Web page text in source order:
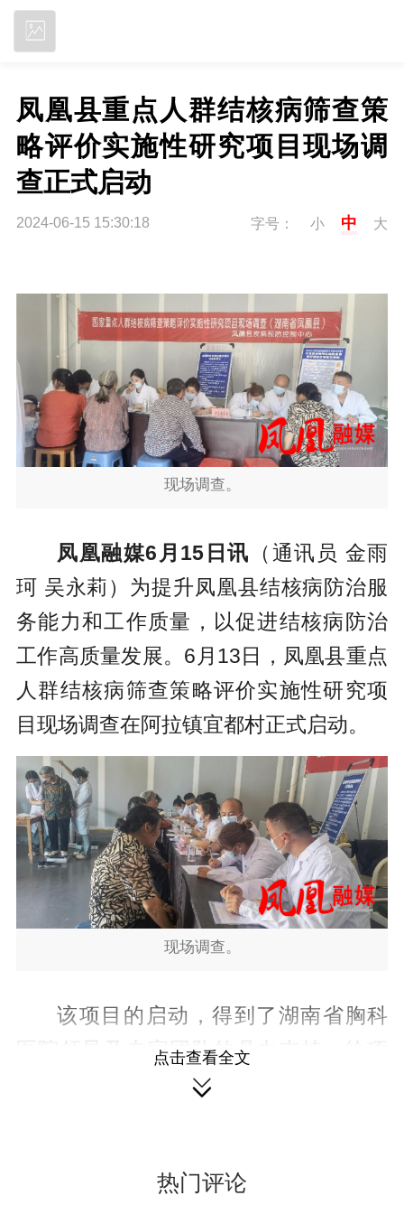
凤凰县重点人群结核病筛查策
略评价实施性研究项目现场调
查正式启动
2024-06-15 15:30:18 字号： 小 中 大
现场调查。
凤凰融媒6月15日讯 （通讯员 金雨
珂 吴永莉）为提升凤凰县结核病防治服
务能力和工作质量，以促进结核病防治
工作高质量发展。6月13日，凤凰县重点
人群结核病筛查策略评价实施性研究项
目现场调查在阿拉镇宜都村正式启动。
现场调查。
该项目的启动，得到了湖南省胸科
医院领导及专家团队的鼎力支持，给项
目实施提出了一些好的思路和建议，提
及行动不便对象提供了便利，极大提高
点击查看全文

热门评论